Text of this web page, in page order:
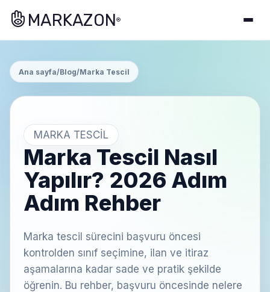
MARKAZON®
Ana sayfa/Blog/Marka Tescil
MARKA TESCIL
Marka Tescil Nasıl
Yapılır? 2026 Adım
Adım Rehber
Marka tescil sürecini başvuru öncesi
kontrolden sınıf seçimine, ilan ve itiraz
aşamalarına kadar sade ve pratik şekilde
öğrenin. Bu rehber, başvuru öncesinde nelere